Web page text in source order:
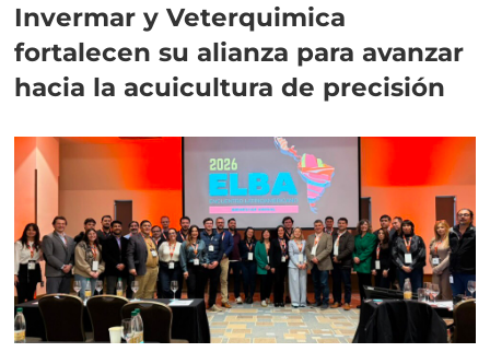
Invermar y Veterquimica
fortalecen su alianza para avanzar
hacia la acuicultura de precisión